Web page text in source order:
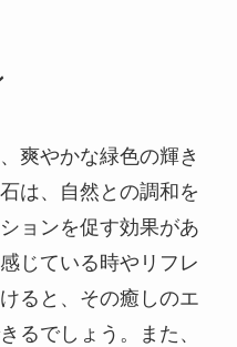
爽やかな緑色の輝き
は、自然との調和を
ョンを促す効果があ
じている時やリフレ
ると、その癒しのエ
るでしょう。また、